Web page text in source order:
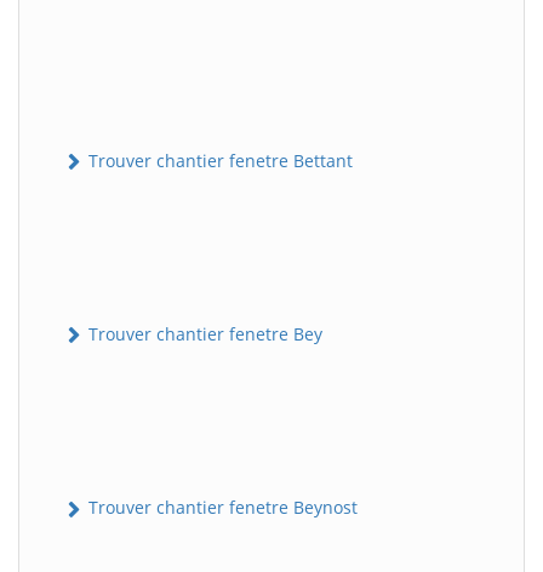
Trouver chantier fenetre Bettant
Trouver chantier fenetre Bey
Trouver chantier fenetre Beynost